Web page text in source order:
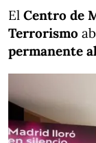
El Centro de
Terrorismo
permanente